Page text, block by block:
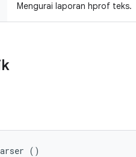
Mengurai laporan hprof teks.
()